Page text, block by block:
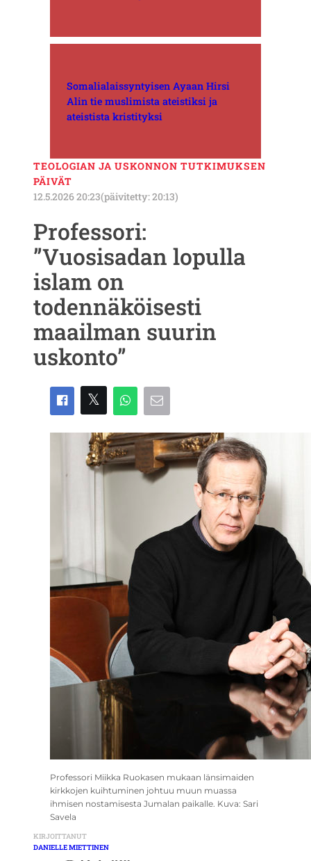
Somalialaissyntyisen Ayaan Hirsi
Alin tie muslimista ateistiksi ja
ateistista kristityksi
TEOLOGIAN JA USKONNON TUTKIMUKSEN
PÄIVÄT
12.5.2026 20:23(päivitetty: 20:13)
Professori:
”Vuosisadan lopulla
islam on
todennäköisesti
maailman suurin
uskonto”
Professori Miikka Ruokasen mukaan länsimaiden
kirkkojen kuihtuminen johtuu muun muassa
ihmisen nostamisesta Jumalan paikalle. Kuva: Sari
Savela
KIRJOITTANUT
DANIELLE MIETTINEN